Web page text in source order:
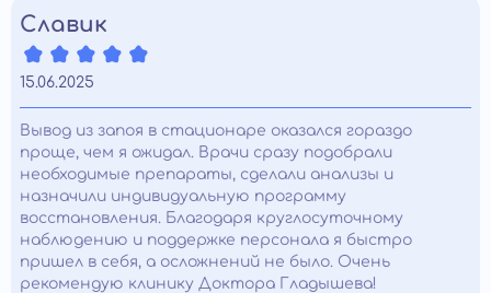
Славик
15.06.2025
Вывод из запоя в стационаре оказался гораздо
проще, чем я ожидал. Врачи сразу подобрали
необходимые препараты, сделали анализы и
назначили индивидуальную программу
восстановления. Благодаря круглосуточному
наблюдению и поддержке персонала я быстро
пришел в себя, а осложнений не было. Очень
рекомендую клинику Доктора Гладышева!